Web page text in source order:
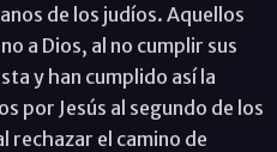
de los judíos. Aquellos
a Dios, al no cumplir sus
y han cumplido así la
por Jesús al segundo de los
rechazar el camino de